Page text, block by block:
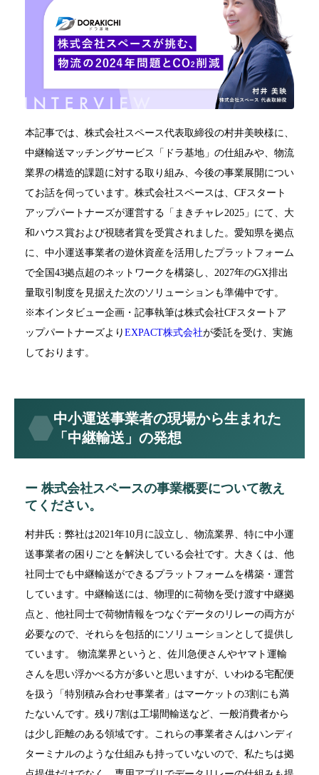
本記事では、株式会社スペース代表取締役の村井美映様に、
中継輸送マッチングサービス「ドラ基地」の仕組みや、物流
業界の構造的課題に対する取り組み、今後の事業展開につい
てお話を伺っています。株式会社スペースは、CFスタート
アップパートナーズが運営する「まきチャレ2025」にて、大
和ハウス賞および視聴者賞を受賞されました。愛知県を拠点
に、中小運送事業者の遊休資産を活用したプラットフォーム
で全国43拠点超のネットワークを構築し、2027年のGX排出
量取引制度を見据えた次のソリューションも準備中です。
※本インタビュー企画・記事執筆は株式会社CFスタートア
ップパートナーズより EXPACT株式会社が委託を受け、実施
しております。
中小運送事業者の現場から生まれた
「中継輸送」の発想
ー 株式会社スペースの事業概要について教え
てください。
村井氏：弊社は2021年10月に設立し、物流業界、特に中小運
送事業者の困りごとを解決している会社です。大きくは、他
社同士でも中継輸送ができるプラットフォームを構築・運営
しています。中継輸送には、物理的に荷物を受け渡す中継拠
点と、他社同士で荷物情報をつなぐデータのリレーの両方が
必要なので、それらを包括的にソリューションとして提供し
ています。 物流業界というと、佐川急便さんやヤマト運輸
さんを思い浮かべる方が多いと思いますが、いわゆる宅配便
を扱う「特別積み合わせ事業者」はマーケットの3割にも満
たないんです。残り7割は工場間輸送など、一般消費者から
は少し距離のある領域です。これらの事業者さんはハンディ
ターミナルのような仕組みも持っていないので、私たちは拠